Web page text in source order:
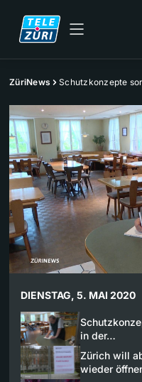
ZüriNews Schutzkonzepte
DIENSTAG, 5. MAI 2020
in der…
Zürich will
wieder